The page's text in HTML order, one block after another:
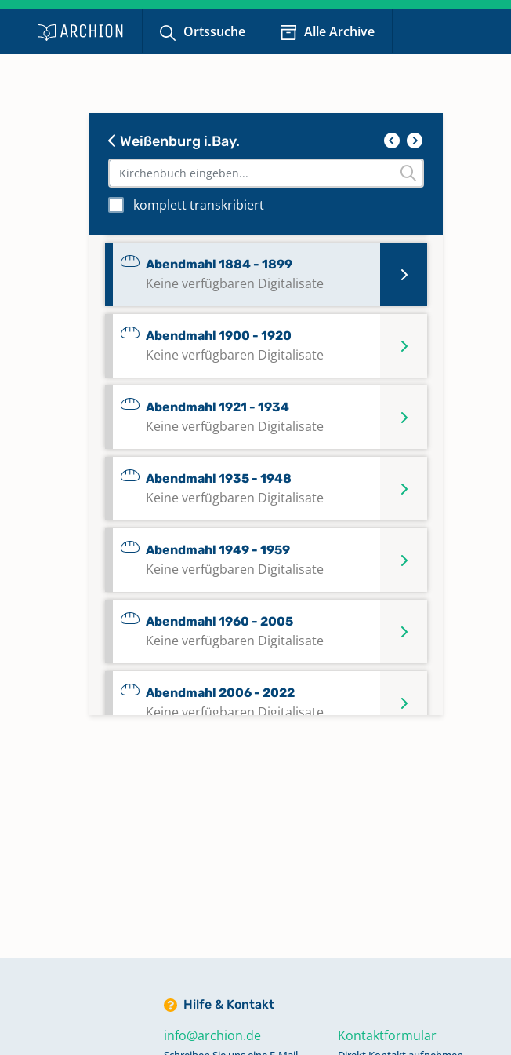
Ortssuche Alle Archive
Weißenburg i.Bay.
komplett transkribiert
Keine verfügbaren Digitalisate
Abendmahl 1864 - 1883
Keine verfügbaren Digitalisate
Abendmahl 1884 - 1899
Keine verfügbaren Digitalisate
Abendmahl 1900 - 1920
Keine verfügbaren Digitalisate
Abendmahl 1921 - 1934
Keine verfügbaren Digitalisate
Abendmahl 1935 - 1948
Keine verfügbaren Digitalisate
Abendmahl 1949 - 1959
Keine verfügbaren Digitalisate
Abendmahl 1960 - 2005
Keine verfügbaren Digitalisate
Abendmahl 2006 - 2022
Keine verfügbaren Digitalisate
Keine verfügbaren Digitalisate
Alphabetisches Register zu
Kirchenaustritten 1950 - 1980
Hilfe & Kontakt
info@archion.de Kontaktformular